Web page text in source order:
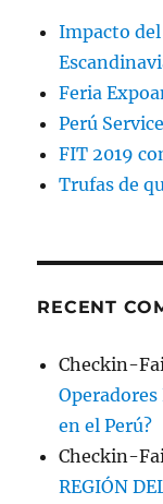
Impacto
Feria
Perú
FIT 2019
Trufas de
RECENT
Checkin-
en el Perú?
Checkin-
REGIÓN